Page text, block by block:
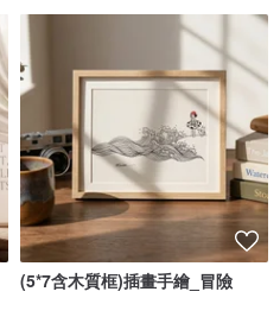
(5*7含木質框)插畫手繪_冒險